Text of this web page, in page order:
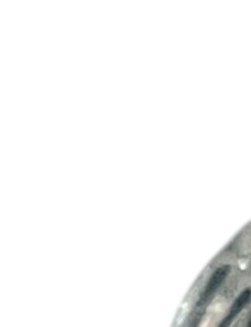
De Oticon Intent is het nieuwste